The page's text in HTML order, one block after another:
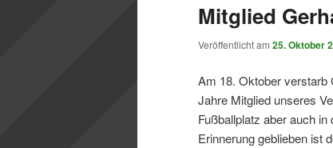
Mitglied
Veröffentlicht am 25. Oktober
Am 18. Oktober verstarb
Jahre Mitglied unseres
Fußballplatz aber auch
Erinnerung geblieben ist